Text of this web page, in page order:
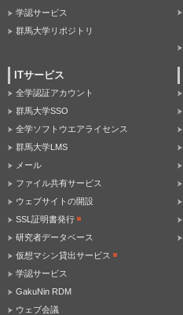
学認サービス
群馬大学リポジトリ
ITサービス
全学認証アカウント
群馬大学SSO
全学ソフトウエアライセンス
群馬大学LMS
メール
ファイル共有サービス
ウェブサイトの開設
SSL証明書発行
研究者データベース
仮想マシン貸出サービス
学認サービス
GakuNin RDM
ウェブ会議